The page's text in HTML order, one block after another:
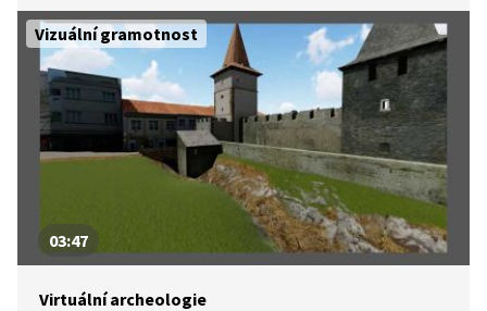
Vizuální gramotnost
03:47
Virtuální archeologie